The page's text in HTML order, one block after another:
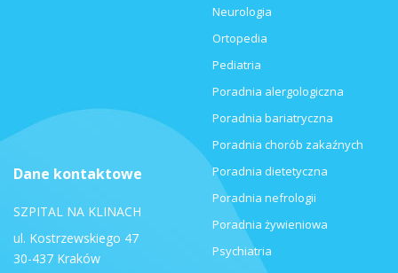
Neurologia
Ortopedia
Pediatria
Poradnia alergologiczna
Poradnia bariatryczna
Poradnia chorób zakaźnych
Poradnia dietetyczna
Poradnia nefrologii
Poradnia żywieniowa
Psychiatria
Dane kontaktowe
SZPITAL NA KLINACH
ul. Kostrzewskiego 47
30-437 Kraków